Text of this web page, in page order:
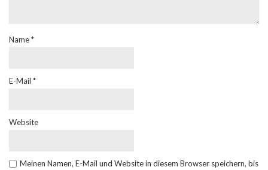
Name*
E-Mail *
Website
Meinen Namen, E-Mail und Website in diesem Browser speichern, bis